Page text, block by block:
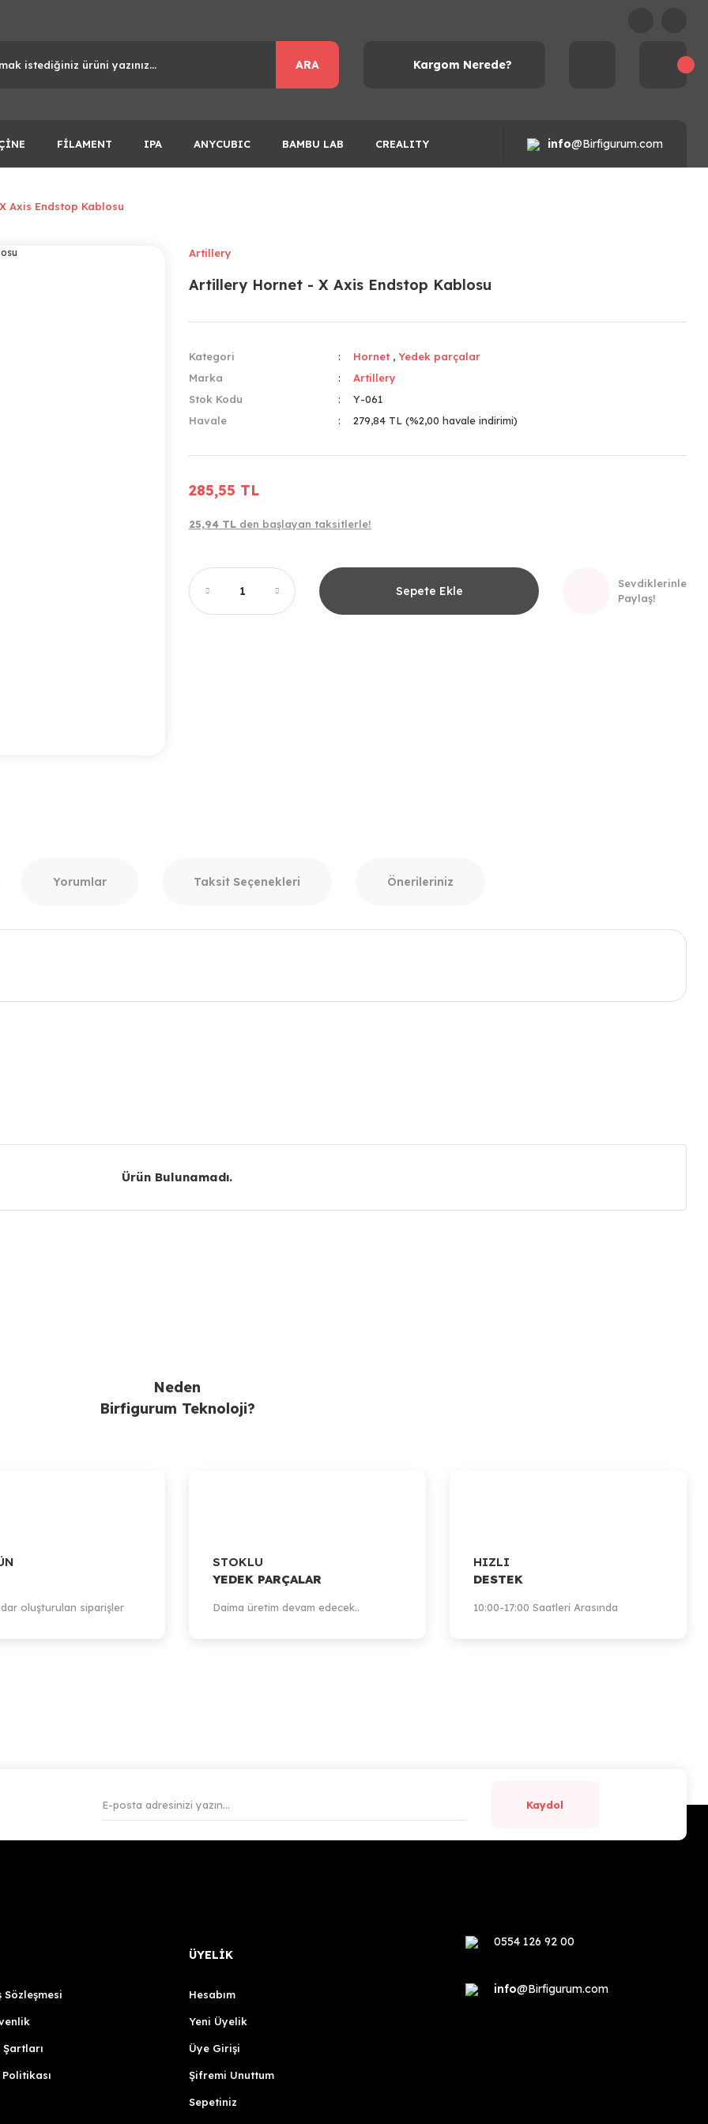
ARA Kargom Nerede?
FİLAMENT IPA ANYCUBIC BAMBU LAB CREALITY info@Birfigurum.com
Axis Endstop Kablosu
Artillery
Artillery Hornet - X Axis Endstop Kablosu
Kategori Hornet , Yedek parçalar
Marka
Artillery
Stok Kodu
Y-061
Havale
279,84 TL (%2,00 havale indirimi)
285,55 TL
25,94 TL den başlayan taksitlerle!
Sepete Ekle
Sevdiklerinle
Paylaş!
Yorumlar Taksit Seçenekleri Önerileriniz
Ürün Bulunamadı.
Neden
Birfigurum Teknoloji?
oluşturulan siparişler
STOKLU
YEDEK PARÇALAR
Daima üretim devam edecek..
HIZLI
DESTEK
10:00-17:00 Saatleri Arasında
Kaydol
Sözleşmesi
ÜYELİK
Hesabım
Yeni Üyelik
Üye Girişi
Şifremi Unuttum
Sepetiniz
0554 126 92 00
info@Birfigurum.com